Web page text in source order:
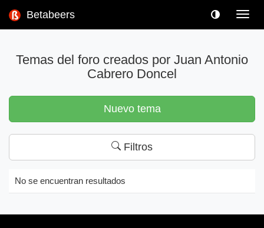
Betabeers
Temas del foro creados por Juan Antonio
Cabrero Doncel
Nuevo tema
Filtros
No se encuentran resultados